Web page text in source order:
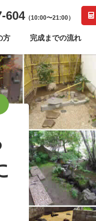
604（10:00〜21:00）
方 完成までの流れ